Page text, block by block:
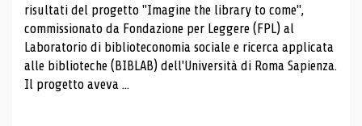
risultati del progetto "Imagine the library to come",
commissionato da Fondazione per Leggere (FPL) al
Laboratorio di biblioteconomia sociale e ricerca applicata
alle biblioteche (BIBLAB) dell'Università di Roma Sapienza.
Il progetto aveva ...